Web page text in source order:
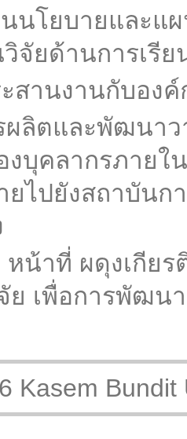
นโยบายและแ
จัยด้านการเรี
สานงานกับอง
ผลิตและพัฒนาว
งบุคลากรภายใ
ยไปยังสถาบันก
น้าที่ ผดุงเกียร
ย เพื่อการพัฒน
Kasem Bundit